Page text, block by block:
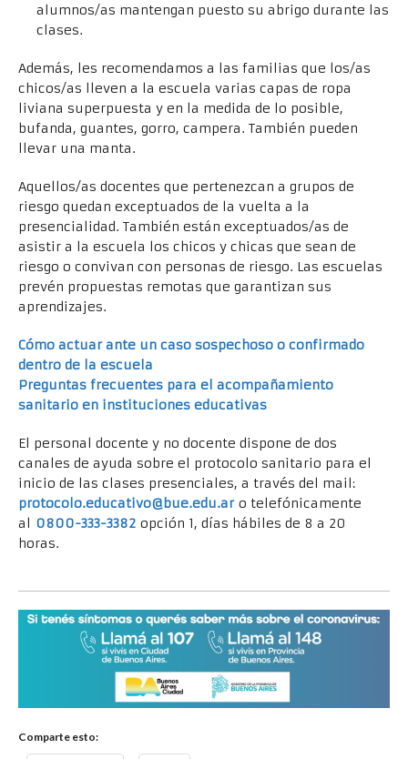
alumnos/as mantengan puesto su abrigo durante las
clases.
Además, les recomendamos a las familias que los/as
chicos/as lleven a la escuela varias capas de ropa
liviana superpuesta y en la medida de lo posible,
bufanda, guantes, gorro, campera. También pueden
llevar una manta.
Aquellos/as docentes que pertenezcan a grupos de
riesgo quedan exceptuados de la vuelta a la
presencialidad. También están exceptuados/as de
asistir a la escuela los chicos y chicas que sean de
riesgo o convivan con personas de riesgo. Las escuelas
prevén propuestas remotas que garantizan sus
aprendizajes.
Cómo actuar ante un caso sospechoso o confirmado
dentro de la escuela
Preguntas frecuentes para el acompañamiento
sanitario en instituciones educativas
El personal docente y no docente dispone de dos
canales de ayuda sobre el protocolo sanitario para el
inicio de las clases presenciales, a través del mail:
protocolo.educativo@bue.edu.aro telefónicamente
al 0800-333-3382 opción 1, días hábiles de 8 a 20
horas.
Comparte esto: